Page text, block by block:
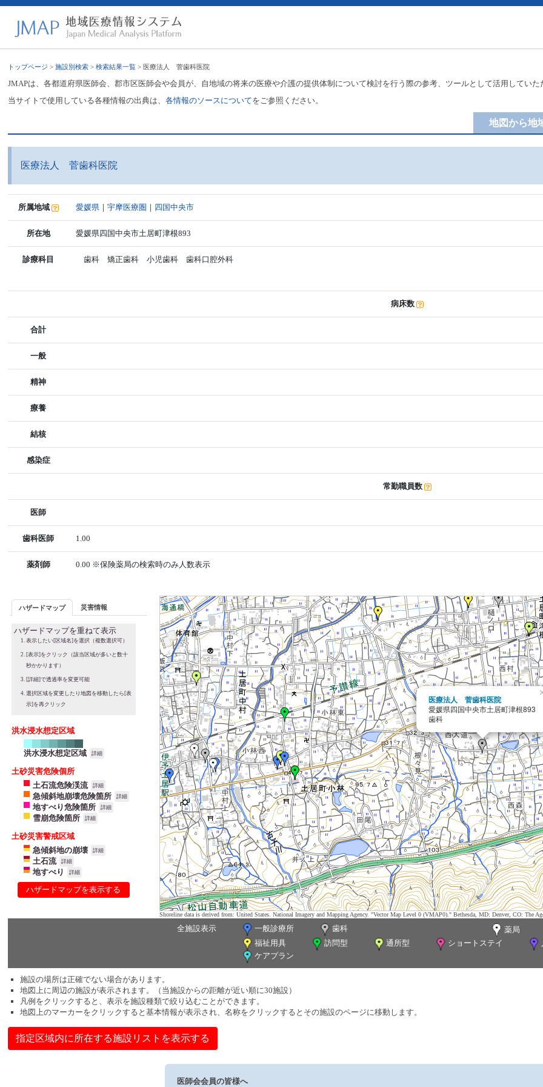
トップページ >施設別検索 >検索結果一覧 > 医療法人 菅歯科医院
JMAPは、各都道府県医師会、郡市区医師会や会員が、自地域の将来の医療や介護の提供体制について検討を行う際の参考、ツールとして活用してい
当サイトで使用している各種情報の出典は、各情報のソースについてをご参照ください。
地図から地
医療法人 菅歯科医院
所属地域 愛媛県 ｜宇摩医療圏 ｜ 四国中央市
所在地 愛媛県四国中央市土居町津根893
診療科目 歯科 矯正歯科 小児歯科 歯科口腔外科
病床数
合計
一般
精神
療養
結核
感染症
常勤職員数
医師
歯科医師 1.00
薬剤師 0.00 ※保険薬局の検索時のみ人数表示
ハザードマップ 災害情報
ハザードマップを重ねて表示
表示したい[区域名]を選択（複数選択可）
[表示]をクリック（該当区域が多いと数十
秒かかります）
[詳細]で透過率を変更可能
選択区域を変更したり地図を移動したら[表
示]を再クリック
洪水浸水想定区域
洪水浸水想定区域 詳細
土砂災害危険個所
土石流危険渓流
詳細
急傾斜地崩壊危険箇所 詳細
地すべり危険箇所 詳細
雪崩危険箇所 詳細
土砂災害警戒区域
急傾斜地の崩壊
詳細
土石流 詳細
地すべり 詳細
ハザードマップを表示する
医療法人 菅歯科医院
愛媛県四国中央市土居町津根893
歯科
Shoreline data is derived from: United States. National Imagery and Mapping Agency. "Vector Map Level 0 (VMAP0)." Bethesda, MD: Denver, CO: The
全施設表示 一般診療所 歯科
薬局
福祉用具
訪問型 通所型 ショートステイ
ケアプラン
施設の場所は正確でない場合があります。
地図上に周辺の施設が表示されます。（当施設からの距離が近い順に30施設）
凡例をクリックすると、表示を施設種類で絞り込むことができます。
地図上のマーカーをクリックすると基本情報が表示され、名称をクリックするとその施設のページに移動します。
指定区域内に所在する施設リストを表示する
医師会会員の皆様へ